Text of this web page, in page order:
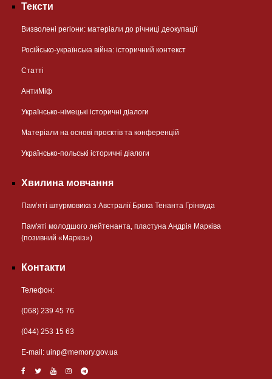
Тексти
Визволені регіони: матеріали до річниці деокупації
Російсько-українська війна: історичний контекст
Статті
АнтиМіф
Українсько-німецькі історичні діалоги
Матеріали на основі проєктів та конференцій
Українсько-польські історичні діалоги
Хвилина мовчання
Пам’яті штурмовика з Австралії Брока Тенанта Грінвуда
Пам'яті молодшого лейтенанта, пластуна Андрія Марківа
(позивний «Маркіз»)
Контакти
Телефон:
(068) 239 45 76
(044) 253 15 63
Е-mail: uinp@memory.gov.ua